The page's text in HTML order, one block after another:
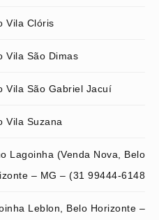
Vila Clóris
Vila São Dimas
Vila São Gabriel Jacuí
Vila Suzana
Lagoinha (Venda Nova, Belo
– MG – (31 99444-6148
Leblon, Belo Horizonte –